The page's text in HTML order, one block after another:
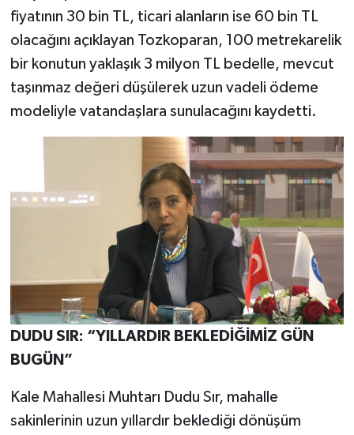
fiyatının 30 bin TL, ticari alanların ise 60 bin TL
olacağını açıklayan Tozkoparan, 100 metrekarelik
bir konutun yaklaşık 3 milyon TL bedelle, mevcut
taşınmaz değeri düşülerek uzun vadeli ödeme
modeliyle vatandaşlara sunulacağını kaydetti.
DUDU SIR: “YILLARDIR BEKLEDİĞİMİZ GÜN
BUGÜN”
Kale Mahallesi Muhtarı Dudu Sır, mahalle
sakinlerinin uzun yıllardır beklediği dönüşüm